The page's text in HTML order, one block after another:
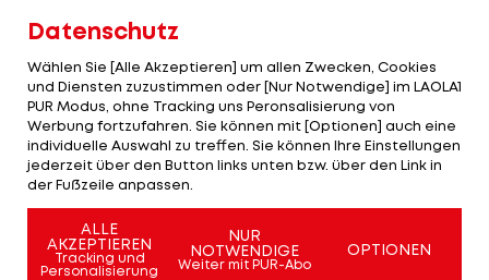
Zuge des Finalwochenendes der Frauen-EURO in
Wien. Die Europameisterschaft der Frauen wird
diesen Winter vom 28. November bis zum 15.
Dezember in Österreich, Ungarn und der Schweiz
ausgetragen.
Kiel und Bilyk behalten
im kleinen Finale die
Oberhand
Datenschutz
Wählen Sie [Alle Akzeptieren] um allen Zwecken, Cookies
und Diensten zuzustimmen oder [Nur Notwendige] im LAOLA1
PUR Modus, ohne Tracking uns Peronsalisierung von
Werbung fortzufahren. Sie können mit [Optionen] auch eine
individuelle Auswahl zu treffen. Sie können Ihre Einstellungen
jederzeit über den Button links unten bzw. über den Link in
der Fußzeile anpassen.
ALLE
AKZEPTIEREN
Tracking und
Personalisierung
NUR
NOTWENDIGE
Weiter mit PUR-Abo
OPTIONEN